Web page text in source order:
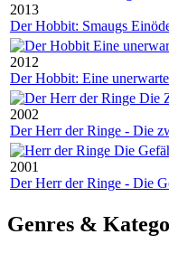
2013
Der Hobbit: Smaugs
2012
Der Hobbit: Eine
2002
Der Herr der Ringe - Die
2001
Der Herr der Ringe - Die
Genres &